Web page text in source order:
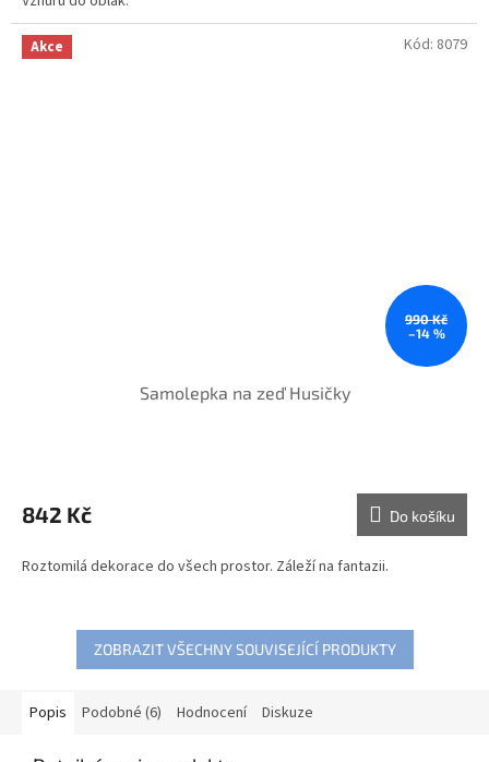
Akce
990 Kč
–14 %
Samolepka na zeď Husičky
842 Kč Do košíku
Roztomilá dekorace do všech prostor. Záleží na fantazii.
Kód: 8079
ZOBRAZIT VŠECHNY SOUVISEJÍCÍ PRODUKTY
Popis Podobné (6) Hodnocení Diskuze